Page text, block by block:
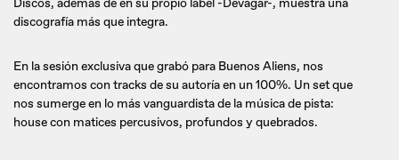
Discos, además de en su propio label -Devagar-, muestra una
discografía más que integra.
En la sesión exclusiva que grabó para Buenos Aliens, nos
encontramos con tracks de su autoría en un 100%. Un set que
nos sumerge en lo más vanguardista de la música de pista:
house con matices percusivos, profundos y quebrados.